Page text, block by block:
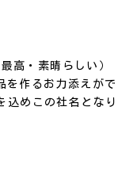
高・素晴らしい）
を作るお力添えがで
込めこの社名となり